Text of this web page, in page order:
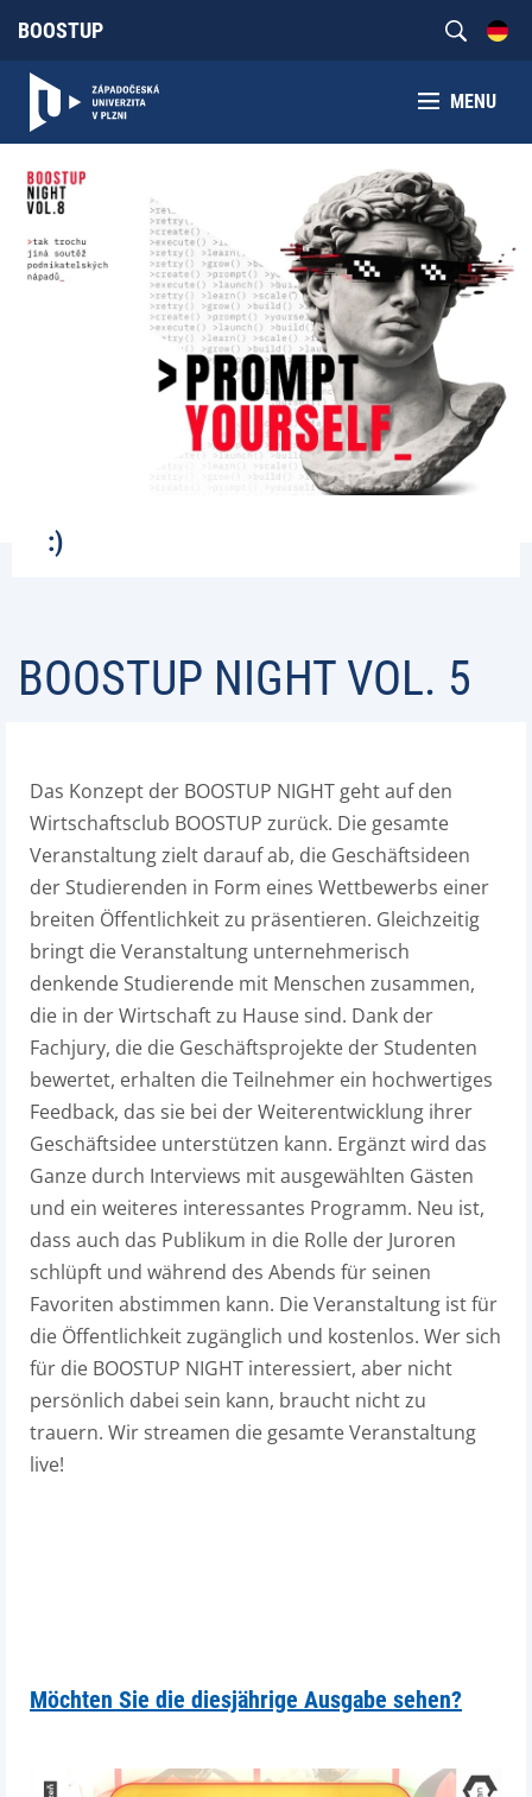
BOOSTUP
MENU
:)
BOOSTUP NIGHT VOL. 5
Das Konzept der BOOSTUP NIGHT geht auf den
Wirtschaftsclub BOOSTUP zurück. Die gesamte
Veranstaltung zielt darauf ab, die Geschäftsideen
der Studierenden in Form eines Wettbewerbs einer
breiten Öffentlichkeit zu präsentieren. Gleichzeitig
bringt die Veranstaltung unternehmerisch
denkende Studierende mit Menschen zusammen,
die in der Wirtschaft zu Hause sind. Dank der
Fachjury, die die Geschäftsprojekte der Studenten
bewertet, erhalten die Teilnehmer ein hochwertiges
Feedback, das sie bei der Weiterentwicklung ihrer
Geschäftsidee unterstützen kann. Ergänzt wird das
Ganze durch Interviews mit ausgewählten Gästen
und ein weiteres interessantes Programm. Neu ist,
dass auch das Publikum in die Rolle der Juroren
schlüpft und während des Abends für seinen
Favoriten abstimmen kann. Die Veranstaltung ist für
die Öffentlichkeit zugänglich und kostenlos. Wer sich
für die BOOSTUP NIGHT interessiert, aber nicht
persönlich dabei sein kann, braucht nicht zu
trauern. Wir streamen die gesamte Veranstaltung
live!
Möchten Sie die diesjährige Ausgabe sehen?